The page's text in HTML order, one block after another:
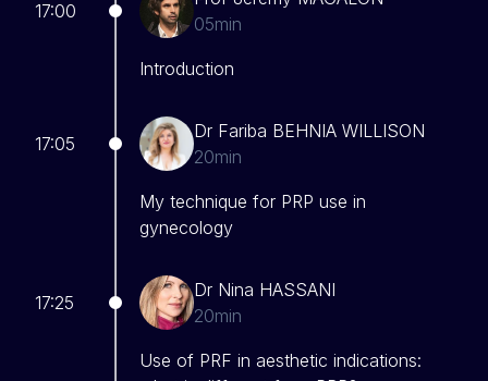
17:00
05min
Introduction
17:05
Dr Fariba BEHNIA WILLISON
20min
My technique for PRP use in
gynecology
17:25
Dr Nina HASSANI
20min
Use of PRF in aesthetic indications: